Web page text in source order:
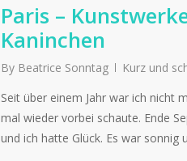
Paris –
Kaninchen
By Beatrice Sonntag Kurz und
Seit über einem Jahr war ich nicht
mal wieder vorbei schaute. Ende
und ich hatte Glück. Es war sonnig